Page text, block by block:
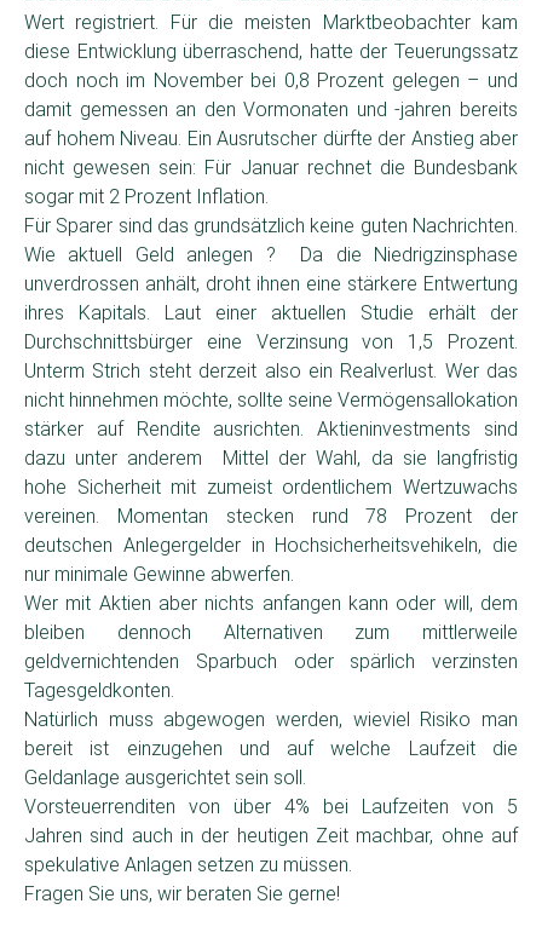
Wert registriert. Für die meisten Marktbeobachter kam
diese Entwicklung überraschend, hatte der Teuerungssatz
doch noch im November bei 0,8 Prozent gelegen – und
damit gemessen an den Vormonaten und -jahren bereits
auf hohem Niveau. Ein Ausrutscher dürfte der Anstieg aber
nicht gewesen sein: Für Januar rechnet die Bundesbank
sogar mit 2 Prozent Inflation.
Für Sparer sind das grundsätzlich keine guten Nachrichten.
Wie aktuell Geld anlegen ? Da die Niedrigzinsphase
unverdrossen anhält, droht ihnen eine stärkere Entwertung
ihres Kapitals. Laut einer aktuellen Studie erhält der
Durchschnittsbürger eine Verzinsung von 1,5 Prozent.
Unterm Strich steht derzeit also ein Realverlust. Wer das
nicht hinnehmen möchte, sollte seine Vermögensallokation
stärker auf Rendite ausrichten. Aktieninvestments sind
dazu unter anderem Mittel der Wahl, da sie langfristig
hohe Sicherheit mit zumeist ordentlichem Wertzuwachs
vereinen. Momentan stecken rund 78 Prozent der
deutschen Anlegergelder in Hochsicherheitsvehikeln, die
nur minimale Gewinne abwerfen.
Wer mit Aktien aber nichts anfangen kann oder will, dem
bleiben dennoch Alternativen zum mittlerweile
geldvernichtenden Sparbuch oder spärlich verzinsten
Tagesgeldkonten.
Natürlich muss abgewogen werden, wieviel Risiko man
bereit ist einzugehen und auf welche Laufzeit die
Geldanlage ausgerichtet sein soll.
Vorsteuerrenditen von über 4% bei Laufzeiten von 5
Jahren sind auch in der heutigen Zeit machbar, ohne auf
spekulative Anlagen setzen zu müssen.
Fragen Sie uns, wir beraten Sie gerne!